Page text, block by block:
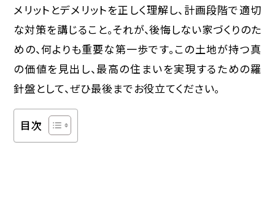
メリットとデメリットを正しく理解し、計画段階で適切
な対策を講じること。それが、後悔しない家づくりのた
めの、何よりも重要な第一歩です。この土地が持つ真
の価値を見出し、最高の住まいを実現するための羅
針盤として、ぜひ最後までお役立てください。
目次